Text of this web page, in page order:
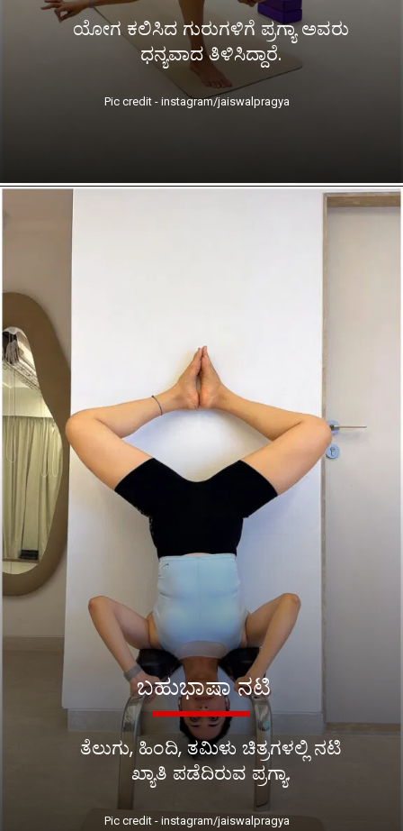
ಯೋಗ ಕಲಿಸಿದ ಗುರುಗಳಿಗೆ ಪ್ರಗ್ಯಾ ಅವರು
ಧನ್ಯವಾದ ತಿಳಿಸಿದ್ದಾರೆ.
Pic credit - instagram/jaiswalpragya
ತೆಲುಗು, ಹಿಂದಿ, ತಮಿಳು ಚಿತ್ರಗಳಲ್ಲಿ ನಟಿ
ಖ್ಯಾತಿ ಪಡೆದಿರುವ ಪ್ರಗ್ಯಾ.
ಬಹುಭಾಷಾ ನಟಿ
Pic credit - instagram/jaiswalpragya